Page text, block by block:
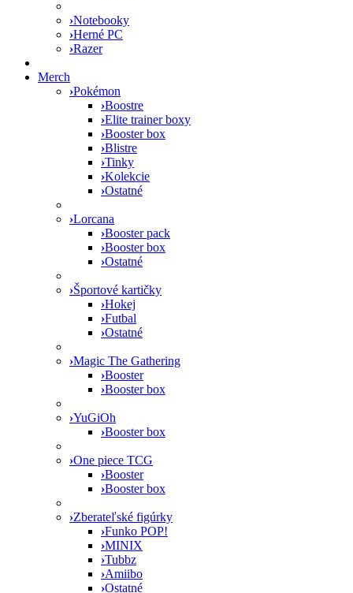
›Notebooky
›Herné PC
›Razer
Merch
›Pokémon
›Boostre
›Elite trainer boxy
›Booster box
›Blistre
›Tinky
›Kolekcie
›Ostatné
›Lorcana
›Booster pack
›Booster box
›Ostatné
›Športové kartičky
›Hokej
›Futbal
›Ostatné
›Magic The Gathering
›Booster
›Booster box
›YuGiOh
›Booster box
›One piece TCG
›Booster
›Booster box
›Zberateľské figúrky
›Funko POP!
›MINIX
›Tubbz
›Amiibo
›Ostatné